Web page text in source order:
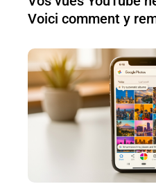
Voici comment y